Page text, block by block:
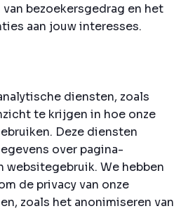
bezoekersgedrag en het
aan jouw interesses.
diensten, zoals
te krijgen in hoe onze
Deze diensten
over pagina-
websitegebruik. We hebben
de privacy van onze
zoals het anonimiseren van